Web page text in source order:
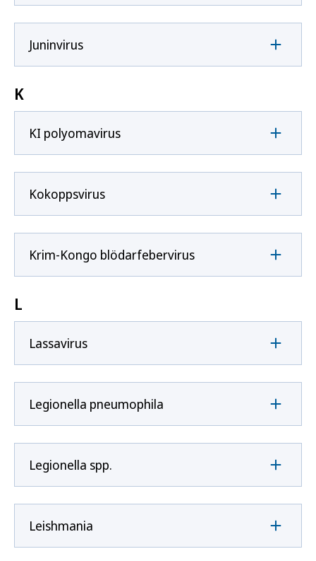
Juninvirus
K
KI polyomavirus
Kokoppsvirus
Krim-Kongo blödarfebervirus
L
Lassavirus
Legionella pneumophila
Legionella spp.
Leishmania